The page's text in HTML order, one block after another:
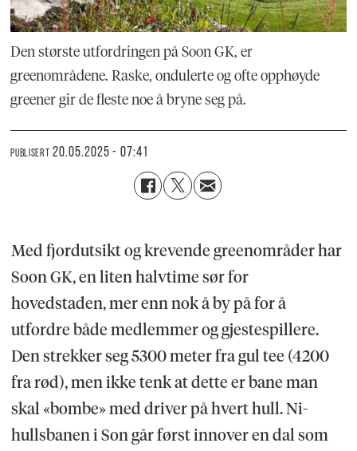
Den største utfordringen på Soon GK, er
greenområdene. Raske, ondulerte og ofte opphøyde
greener gir de fleste noe å bryne seg på.
PUBLISERT 20.05.2025 - 07:41
Med fjordutsikt og krevende greenområder har
Soon GK, en liten halvtime sør for
hovedstaden, mer enn nok å by på for å
utfordre både medlemmer og gjestespillere.
Den strekker seg 5300 meter fra gul tee (4200
fra rød), men ikke tenk at dette er bane man
skal «bombe» med driver på hvert hull. Ni-
hullsbanen i Son går først innover en dal som